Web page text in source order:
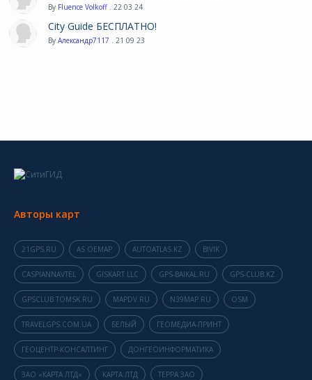
By Fluence Volkoff . 22 03 24
City Guide БЕСПЛАТНО!
By Александр7117 . 21 09 23
Авторы карт
21GPS.RU AS OEMAP AUTOATLAS.KZ BIVIK
CASPIANNAVTEL GISKART LLC GPS-BAIKAL.RU GPS-CLUB.KZ
GPSCLUB.TOMSK.RU MAPDV.RU N39MAP.RU OSM
TRAVELGPS.COM.UA БЕЛЫЙ ГЕОМЕДИА-ПРИНТ
ГЕОЦЕНТР-КОНСАЛТИНГ ДОНГЕОИНФОРМАТИКА
ЗАО «КАРТА ЛТД» КАРТА ЛТД ТЕРРА ЗАО